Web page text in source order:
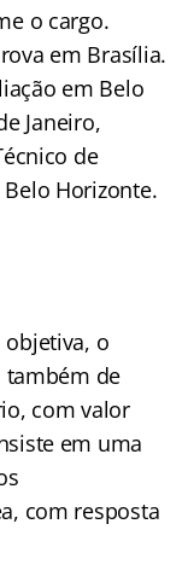
o cargo.
em Brasília.
em Belo
Janeiro,
de
Horizonte.
o
também de
com valor
em uma
com resposta